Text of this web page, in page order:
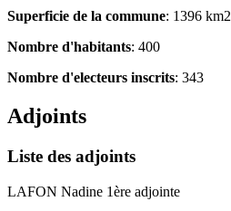
Superficie de la commune: 1396 km2
Nombre d'habitants: 400
Nombre d'electeurs inscrits: 343
Adjoints
Liste des adjoints
LAFON Nadine 1ère adjointe